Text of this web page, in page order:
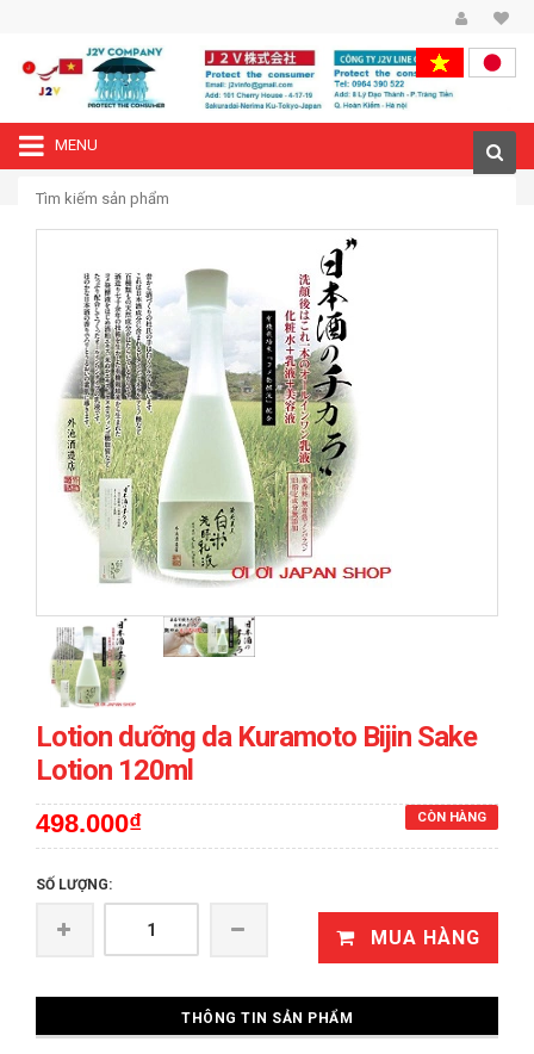
MENU
Lotion dưỡng da Kuramoto Bijin Sake Lotion 120ml
Lotion dưỡng da Kuramoto Bijin Sake
Lotion 120ml
CÒN HÀNG
498.000₫
SỐ LƯỢNG:
MUA HÀNG
THÔNG TIN SẢN PHẨM